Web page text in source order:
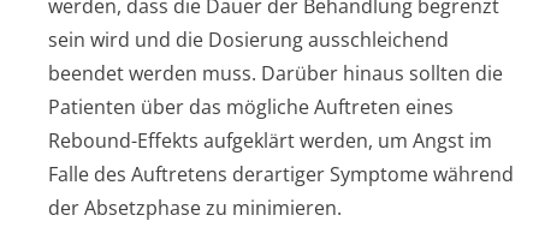
werden, dass die Dauer der Behandlung begrenzt
sein wird und die Dosierung ausschleichend
beendet werden muss. Darüber hinaus sollten die
Patienten über das mögliche Auftreten eines
Rebound-Effekts aufgeklärt werden, um Angst im
Falle des Auftretens derartiger Symptome während
der Absetzphase zu minimieren.